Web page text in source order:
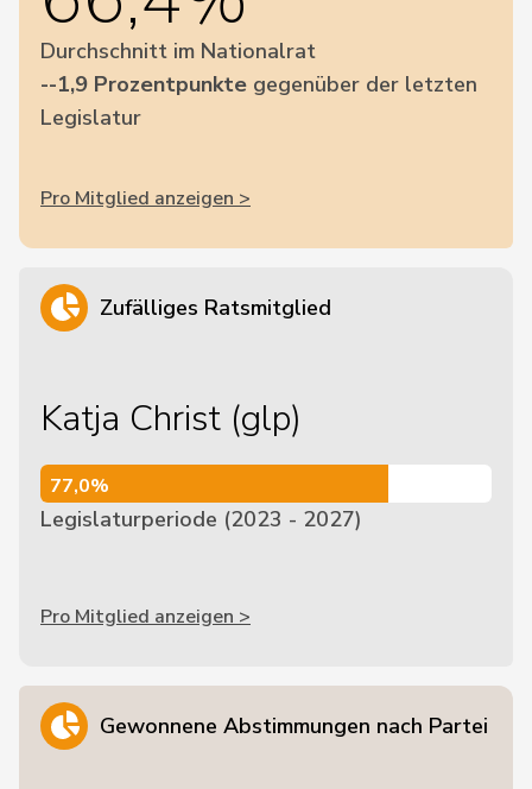
Durchschnitt im Nationalrat
--1,9 Prozentpunkte gegenüber der letzten
Legislatur
Pro Mitglied anzeigen >
Zufälliges Ratsmitglied
Katja Christ (glp)
77,0%
77,0%
Legislaturperiode (2023 - 2027)
Pro Mitglied anzeigen >
Gewonnene Abstimmungen nach Partei